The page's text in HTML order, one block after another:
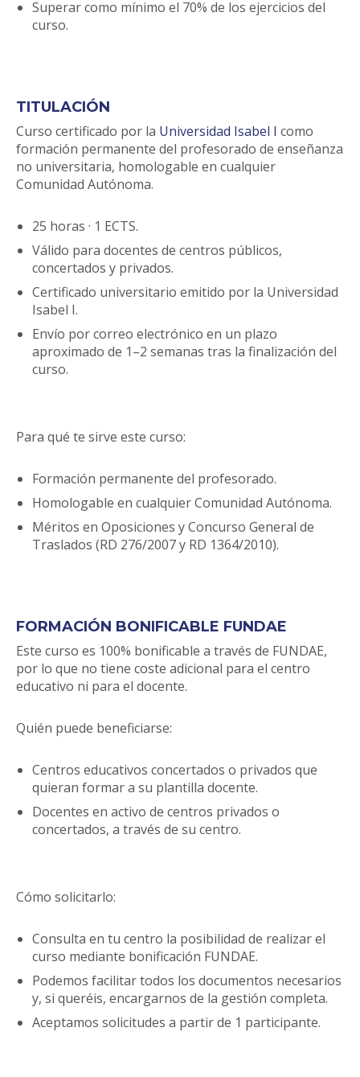
Superar como mínimo el 70% de los ejercicios del
curso.
TITULACIÓN
Curso certificado por la Universidad Isabel I como
formación permanente del profesorado de enseñanza
no universitaria, homologable en cualquier
Comunidad Autónoma.
25 horas · 1 ECTS.
Válido para docentes de centros públicos,
concertados y privados.
Certificado universitario emitido por la Universidad
Isabel I.
Envío por correo electrónico en un plazo
aproximado de 1–2 semanas tras la finalización del
curso.
Para qué te sirve este curso:
Formación permanente del profesorado.
Homologable en cualquier Comunidad Autónoma.
Méritos en Oposiciones y Concurso General de
Traslados (RD 276/2007 y RD 1364/2010).
FORMACIÓN BONIFICABLE FUNDAE
Este curso es 100% bonificable a través de FUNDAE,
por lo que no tiene coste adicional para el centro
educativo ni para el docente.
Quién puede beneficiarse:
Centros educativos concertados o privados que
quieran formar a su plantilla docente.
Docentes en activo de centros privados o
concertados, a través de su centro.
Cómo solicitarlo:
Consulta en tu centro la posibilidad de realizar el
curso mediante bonificación FUNDAE.
Podemos facilitar todos los documentos necesarios
y, si queréis, encargarnos de la gestión completa.
Aceptamos solicitudes a partir de 1 participante.